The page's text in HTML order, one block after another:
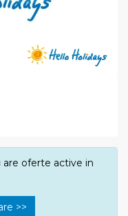
are oferte active in
>>